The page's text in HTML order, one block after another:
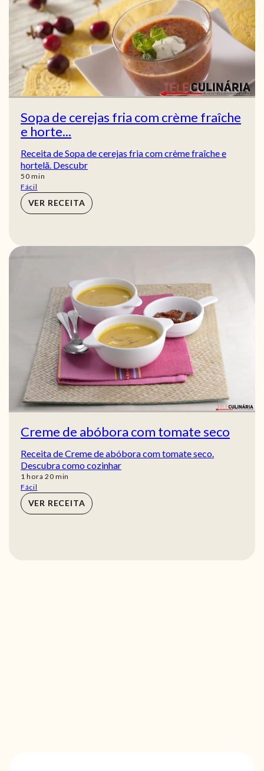
Sopa de cerejas fria com crème fraîche
e horte...
Receita de Sopa de cerejas fria com crème fraîche e
hortelã. Descubr
50min
min
Fácil
VER RECEITA
Creme de abóbora com tomate seco
Receita de Creme de abóbora com tomate seco.
Descubra como cozinhar
1 hora
hora 20min
min
Fácil
VER RECEITA